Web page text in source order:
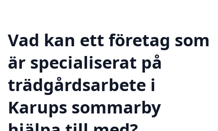
Vad kan ett företag som
är specialiserat på
trädgårdsarbete i
Karups sommarby